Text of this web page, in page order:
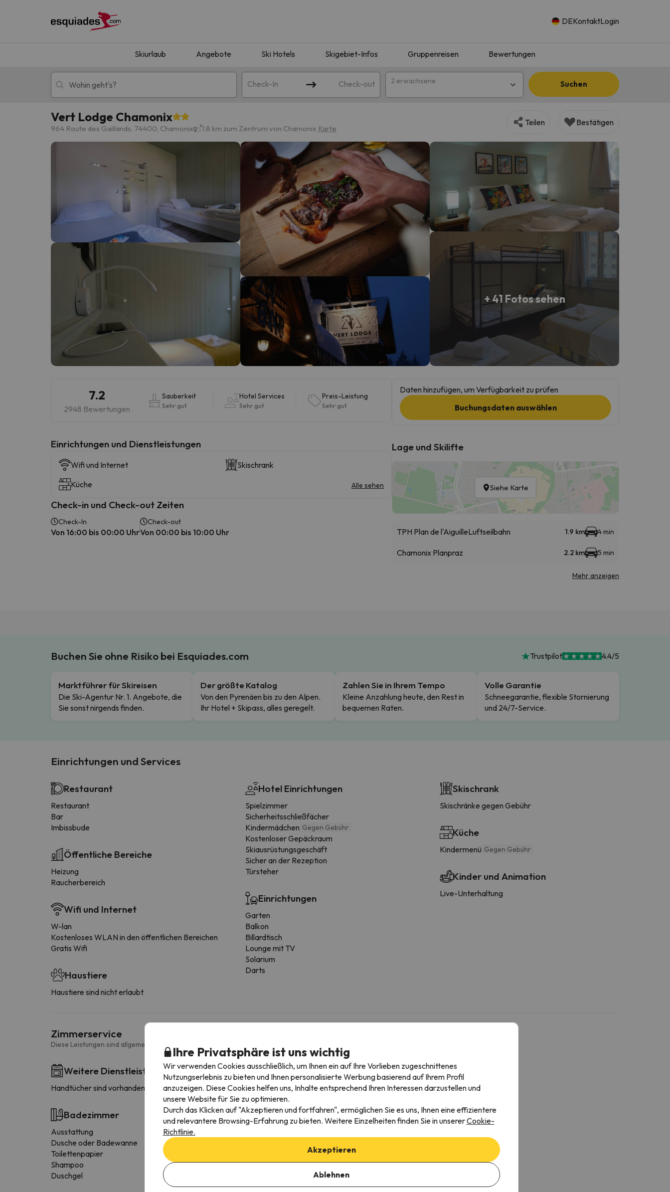
DEKontaktLogin
Skiurlaub Angebote Ski Hotels Skigebiet-Infos Gruppenreisen Bewertungen
Check-In Check-out 2 erwachsene Suchen
Skiurlaub Berghotels
Oops, wir haben keine Ergebnisse gefunden, die Ihrer Suche entsprechen. Versuchen Sie, das Ziel zu ändern.
Es sieht so aus, als hätte sich unser Sucher verirrt. Sobald er seinen Kompass gefunden hat, wird er zurück sein.
Vert Lodge Chamonix
964 Route des Gaillands, 74400, Chamonix 1.8 km zum Zentrum von Chamonix Karte
Teilen Bestätigen
+ 41 Fotos sehen
7.2
2948 Bewertungen
Sauberkeit
Sehr gut
Hotel Services
Sehr gut
Preis-Leistung
Sehr gut
​Einrichtungen und Dienstleistungen
Wifi und Internet
Skischrank
Küche
Alle sehen
Check-in und Check-out Zeiten
Check-In
Von 16:00 bis 00:00 Uhr
Check-out
Von 00:00 bis 10:00 Uhr
Daten hinzufügen, um Verfügbarkeit zu prüfen
Buchungsdaten auswählen
Lage und Skilifte
Siehe Karte
TPH Plan de l'AiguilleLuftseilbahn 1.9 km 4 min
Chamonix Planpraz 2.2 km 5 min
Mehr anzeigen
Buchen Sie ohne Risiko bei Esquiades.com Trustpilot 4.4/5
Marktführer für Skireisen
Die Ski-Agentur Nr. 1. Angebote, die
Sie sonst nirgends finden.
Der größte Katalog
Von den Pyrenäen bis zu den Alpen.
Ihr Hotel + Skipass, alles geregelt.
Zahlen Sie in Ihrem Tempo
Kleine Anzahlung heute, den Rest in
bequemen Raten.
Volle Garantie
Schneegarantie, flexible Stornierung
und 24/7-Service.
Einrichtungen und Services
Restaurant
Restaurant
Bar
Imbissbude
Öffentliche Bereiche
Heizung
Raucherbereich
Wifi und Internet
W-lan
Kostenloses WLAN in den öffentlichen Bereichen
Gratis Wifi
Haustiere
Haustiere sind nicht erlaubt
Hotel Einrichtungen
Spielzimmer
Sicherheitsschließfächer
Kindermädchen Gegen Gebühr
Kostenloser Gepäckraum
Skiausrüstungsgeschäft
Sicher an der Rezeption
Türsteher
Einrichtungen
Garten
Balkon
Billardtisch
Lounge mit TV
Solarium
Darts
Skischrank
Skischränke gegen Gebühr
Küche
Kindermenü Gegen Gebühr
Kinder und Animation
Live-Unterhaltung
Zimmerservice
Diese Leistungen sind allgemein und können je nach Zimmertyp variieren.
Weitere Dienstleistungen
Handtücher sind vorhanden
Badezimmer
Ausstattung
Dusche oder Badewanne
Toilettenpapier
Shampoo
Duschgel
Zimmerausstattung
Fön
Heizung
Teppichboden
Schrank
Steckdose in der Nähe des Bettes
Rauchmelder
Ihre Privatsphäre ist uns wichtig
Wir verwenden Cookies ausschließlich, um Ihnen ein auf Ihre Vorlieben zugeschnittenes
Nutzungserlebnis zu bieten und Ihnen personalisierte Werbung basierend auf Ihrem Profil
anzuzeigen. Diese Cookies helfen uns, Inhalte entsprechend Ihren Interessen darzustellen und
unsere Website für Sie zu optimieren.
Durch das Klicken auf "Akzeptieren und fortfahren", ermöglichen Sie es uns, Ihnen eine effizientere
und relevantere Browsing-Erfahrung zu bieten. Weitere Einzelheiten finden Sie in unsererCookie-
Richtlinie.
Akzeptieren
Ablehnen